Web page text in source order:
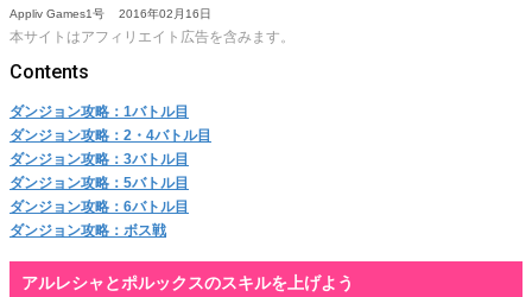
Appliv Games1号 2016年02月16日
本サイトはアフィリエイト広告を含みます。
ダンジョン攻略：1バトル目
ダンジョン攻略：2・4バトル目
ダンジョン攻略：3バトル目
ダンジョン攻略：5バトル目
ダンジョン攻略：6バトル目
ダンジョン攻略：ボス戦
アルレシャとポルックスのスキルを上げよう